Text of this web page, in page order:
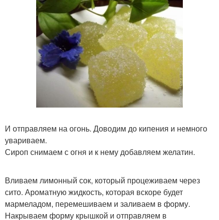
И отправляем на огонь. Доводим до кипения и немного
увариваем.
Сироп снимаем с огня и к нему добавляем желатин.
Вливаем лимонный сок, который процеживаем через
сито. Ароматную жидкость, которая вскоре будет
мармеладом, перемешиваем и заливаем в форму.
Накрываем форму крышкой и отправляем в